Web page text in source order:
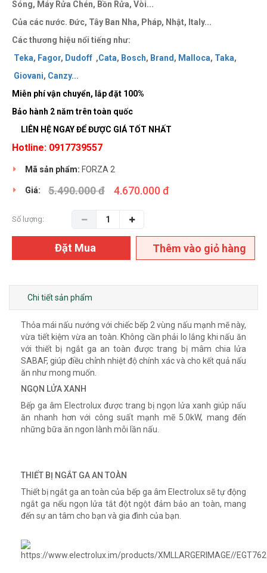
Sóng, Máy Rửa Chén, Bồn Rửa, Vòi...
Của các nước. Đức, Tây Ban Nha, Pháp, Nhật, Italy...
Các thương hiệu nổi tiếng như:
Teka, Fagor, Dudoff ,Cata, Bosch, Brand, Malloca, Taka,
Giovani, Canzy...
Miễn phí vận chuyển, lắp đặt 100%
Bảo hành 2 năm trên toàn quốc
LIÊN HỆ NGAY ĐỂ ĐƯỢC GIÁ TỐT NHẤT
Hotline: 0917739557
Mã sản phẩm: FORZA 2
Giá: 5.490.000 đ 4.670.000 đ
Số lượng:
Đặt Mua Thêm vào giỏ hàng
Chi tiết sản phẩm
Thỏa mái nấu nướng với chiếc bếp 2 vùng nấu mạnh mẽ này,
vừa tiết kiệm vừa an toàn. Không cần phải lo lắng khi nấu ăn
với thiết bị ngắt ga an toàn được trang bị mâm chia lửa
SABAF, giúp điều chỉnh nhiệt độ chính xác và cho kết quả nấu
ăn như mong muốn.
NGỌN LỬA XANH
Bếp ga âm Electrolux được trang bị ngọn lửa xanh giúp nấu
ăn nhanh hơn với công suất mạnh mẽ 5.0kW, mang đến
những bữa ăn ngon lành mỗi lần nấu.
THIẾT BỊ NGẮT GA AN TOÀN
Thiết bị ngắt ga an toàn của bếp ga âm Electrolux sẽ tự động
ngắt ga nếu ngọn lửa tắt đột ngột đảm bảo an toàn, mang
đến sự an tâm cho bạn và gia đình của bạn.